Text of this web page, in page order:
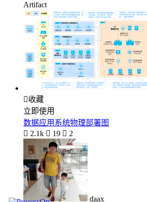
Artifact
收藏
立即使用
数据应用系统物理部署图
 2.1k  19  2
daax